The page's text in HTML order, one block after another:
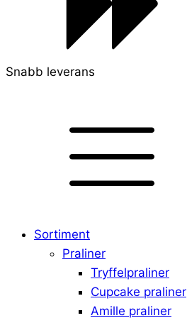
Snabb leverans
Sortiment
Praliner
Tryffelpraliner
Cupcake praliner
Amille praliner